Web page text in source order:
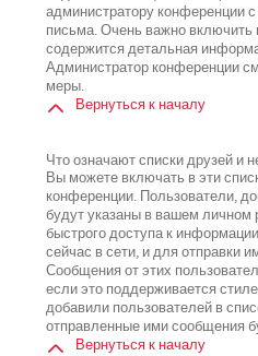
администратору конференции
письма. Очень важно включить
содержится детальная
Администратор конференции
меры.
Вернуться к началу
Что означают списки друзей и
Вы можете включать в эти
конференции. Пользователи,
будут указаны в вашем личном
быстрого доступа к
сейчас в сети, и для отправки
Сообщения от этих
если это поддерживается
добавили пользователей в
отправленные ими сообщения
Вернуться к началу